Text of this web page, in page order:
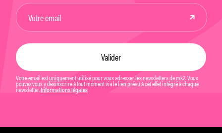
Votre email est uniquement utilisé pour vous adresser les newsletters de mk2. Vous
pouvez vous y désinscrire à tout moment via le lien prévu à cet effet intégré à chaque
newsletter. Informations légales